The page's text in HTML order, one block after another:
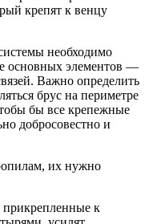
крепят к венцу
необходимо
основных элементов —
Важно определить
брус на периметре
бы все крепежные
добросовестно и
их нужно
к